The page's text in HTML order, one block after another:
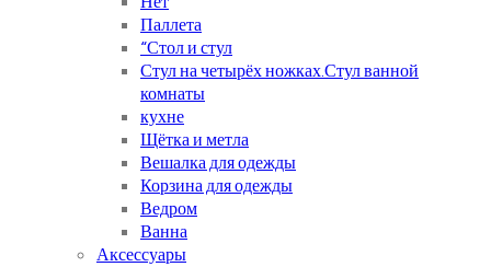
Паллета
“Стол и стул
Стул на четырёх ножках.Стул ванной
комнаты
кухне
Щётка и метла
Вешалка для одежды
Корзина для одежды
Ведром
Ванна
Аксессуары